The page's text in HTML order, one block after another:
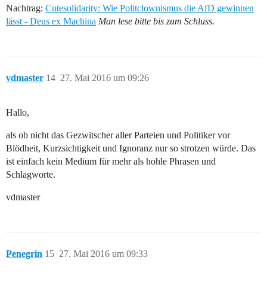
Nachtrag: Cutesolidarity: Wie Politclownismus die AfD gewinnen
lässt - Deus ex Machina Man lese bitte bis zum Schluss.
vdmaster 27. Mai 2016 um 09:26
14
Hallo,
als ob nicht das Gezwitscher aller Parteien und Politiker vor
Blödheit, Kurzsichtigkeit und Ignoranz nur so strotzen würde. Das
ist einfach kein Medium für mehr als hohle Phrasen und
Schlagworte.
vdmaster
Penegrin 27. Mai 2016 um 09:33
15